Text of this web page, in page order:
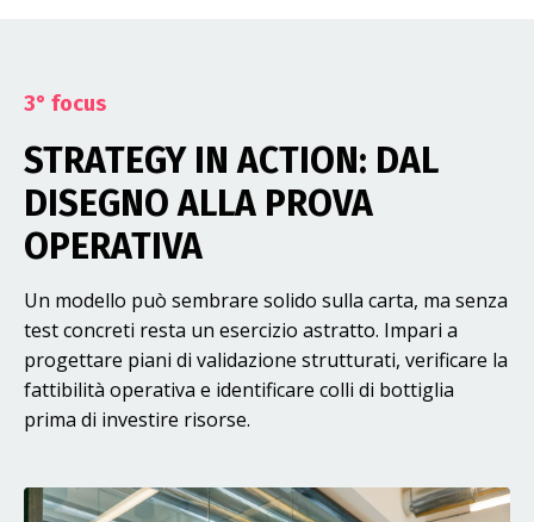
3° focus
STRATEGY IN ACTION: DAL
DISEGNO ALLA PROVA
OPERATIVA
Un modello può sembrare solido sulla carta, ma senza
test concreti resta un esercizio astratto. Impari a
progettare piani di validazione strutturati, verificare la
fattibilità operativa e identificare colli di bottiglia
prima di investire risorse.